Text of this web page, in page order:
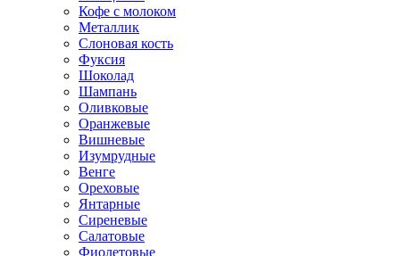
Кофе с молоком
Металлик
Слоновая кость
Фуксия
Шоколад
Шампань
Оливковые
Оранжевые
Вишневые
Изумрудные
Венге
Ореховые
Янтарные
Сиреневые
Салатовые
Фиолетовые